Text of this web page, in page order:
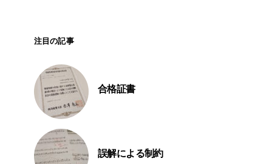
注目の記事
合格証書
誤解による制約